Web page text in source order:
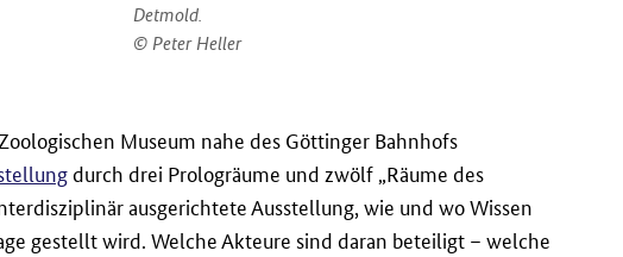
Detmold.
Peter Heller
Museum nahe des Göttinger Bahnhofs
durch drei Prologräume und zwölf „Räume des
ausgerichtete Ausstellung, wie und wo Wissen
gestellt wird. Welche Akteure sind daran beteiligt – welche